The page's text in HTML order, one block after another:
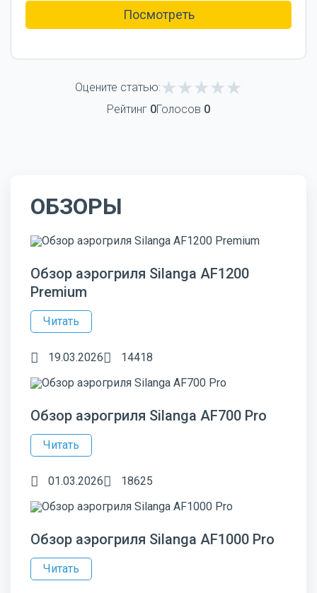
Посмотреть
Оцените статью:
Рейтинг 0Голосов 0
ОБЗОРЫ
Обзор аэрогриля Silanga AF1200
Premium
Читать
19.03.2026 14418
Обзор аэрогриля Silanga AF700 Pro
Читать
01.03.2026 18625
Обзор аэрогриля Silanga AF1000 Pro
Читать